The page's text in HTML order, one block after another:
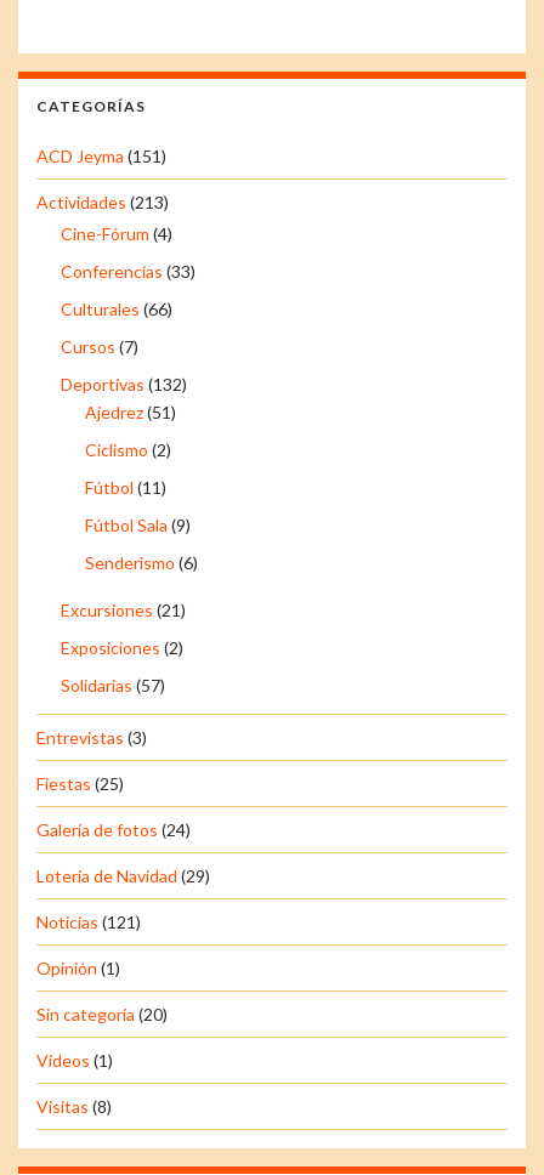
CATEGORÍAS
ACD Jeyma (151)
Actividades (213)
Cine-Fórum (4)
Conferencias (33)
Culturales (66)
Cursos (7)
Deportivas (132)
Ajedrez(51)
Ciclismo (2)
Fútbol (11)
Fútbol Sala (9)
Senderismo (6)
Excursiones (21)
Exposiciones (2)
Solidarias (57)
Entrevistas (3)
Fiestas (25)
Galería de fotos (24)
Lotería de Navidad (29)
Noticias (121)
Opinión (1)
Sin categoría (20)
Vídeos (1)
Visitas (8)